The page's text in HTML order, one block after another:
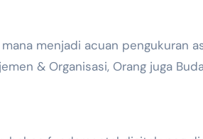
menjadi acuan pengukuran
& Organisasi, Orang juga